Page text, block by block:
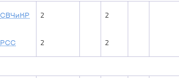
СВЧиКР 2 2
РСС 2 2